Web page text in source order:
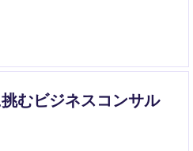
です。経営層との関係構築
貢献し、長期的なビジネス
むビジネスコンサル